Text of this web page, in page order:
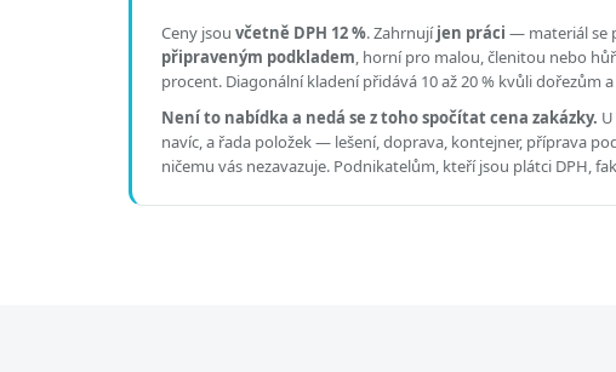
Ceny jsou včetně DPH 12 %.Zahrnujíjen práci — materiál se
připraveným podkladem, horní pro malou, členitou nebo
procent. Diagonální kladení přidává 10 až 20 % kvůli dořezům
Není to nabídka a nedá se z toho spočítat cena zakázky.
navíc, a řada položek — lešení, doprava, kontejner, příprava
ničemu vás nezavazuje. Podnikatelům, kteří jsou plátci